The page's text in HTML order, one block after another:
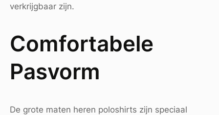
verkrijgbaar zijn.
Comfortabele
Pasvorm
De grote maten heren poloshirts zijn speciaal